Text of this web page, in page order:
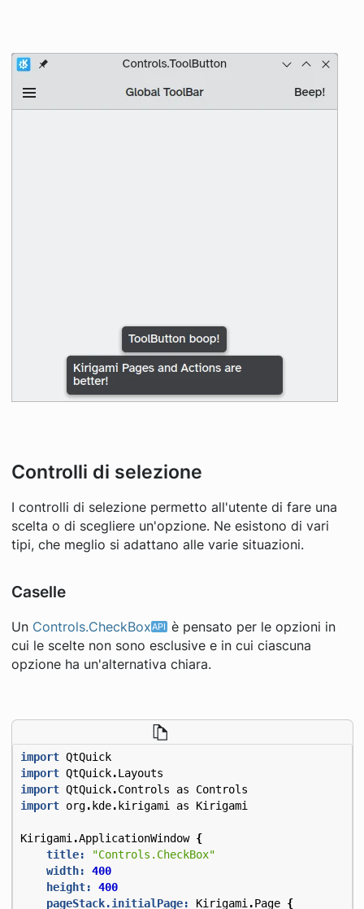
Controlli di selezione
I controlli di selezione permetto all'utente di fare una
scelta o di scegliere un'opzione. Ne esistono di vari
tipi, che meglio si adattano alle varie situazioni.
Caselle
Un Controls.CheckBox
è pensato per le opzioni in
cui le scelte non sono esclusive e in cui ciascuna
opzione ha un'alternativa chiara.
import QtQuick
import QtQuick.Layouts
import QtQuick.Controls as
Controls
import org. kde. kirigami as Kirigami
Kirigami .ApplicationWindow {
title:
"Controls.CheckBox"
width:
400
height:
400
pageStack.initialPage:
Kirigami .Page {